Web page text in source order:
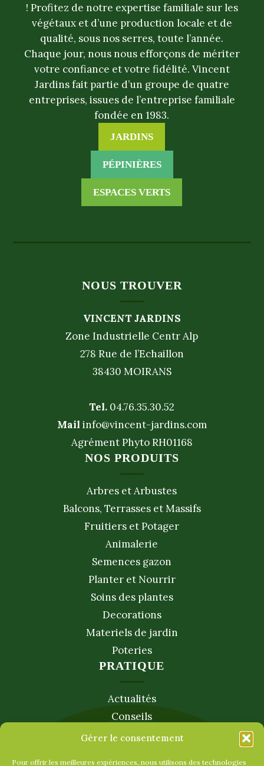
Gérer le consentement
Pour offrir les meilleures expériences, nous utilisons des technologies
! Profitez de notre expertise familiale sur les
végétaux et d’une production locale et de
qualité, sous nos serres, toute l’année.
Chaque jour, nous nous efforçons de mériter
votre confiance et votre fidélité. Vincent
Jardins fait partie d’un groupe de quatre
entreprises, issues de l’entreprise familiale
fondée en 1983.
JARDINS
PÉPINIÈRES
ESPACES VERTS
NOUS TROUVER
VINCENT JARDINS
Zone Industrielle Centr Alp
278 Rue de l’Echaillon
38430 MOIRANS
Tel. 04.76.35.30.52
Mail info@vincent-jardins.com
Agrément Phyto RH01168
NOS PRODUITS
Arbres et Arbustes
Balcons, Terrasses et Massifs
Fruitiers et Potager
Animalerie
Semences gazon
Planter et Nourrir
Soins des plantes
Decorations
Materiels de jardin
Poteries
PRATIQUE
Actualités
Conseils
Services